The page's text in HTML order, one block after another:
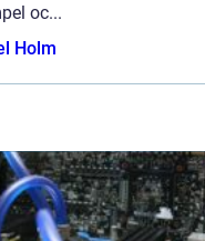
oc...
Holm